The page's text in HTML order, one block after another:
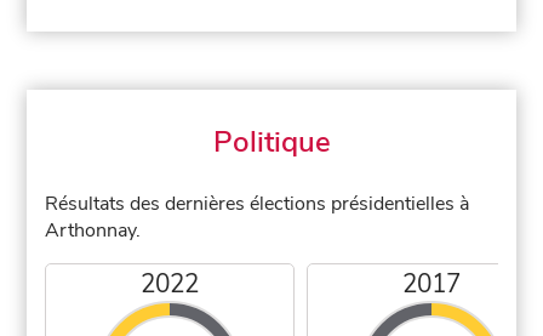
Politique
Résultats des dernières élections présidentielles à
Arthonnay.
2022 2017